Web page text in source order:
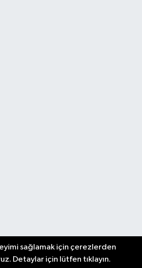
sağlamak için çerezlerden
Detaylar için lütfen tıklayın.